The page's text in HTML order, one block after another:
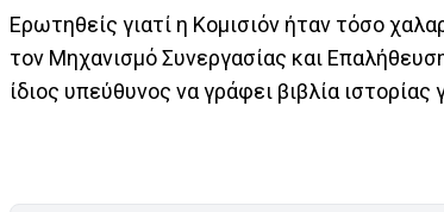
Ερωτηθείς γιατί η Κομισιόν ήταν τόσο
τον Μηχανισμό Συνεργασίας και
ίδιος υπεύθυνος να γράφει βιβλία